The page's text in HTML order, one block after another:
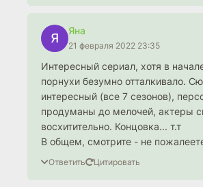
Я
Яна
21 февраля 2022 23:35
Интересный сериал, хотя в
порнухи безумно отталкивало.
интересный (все 7 сезонов),
продуманы до мелочей, актеры
восхитительно. Концовка... т.т
В общем, смотрите - не
Ответить Цитировать